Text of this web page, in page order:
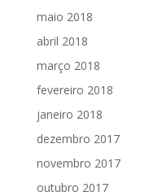
maio 2018
abril 2018
março 2018
fevereiro 2018
janeiro 2018
dezembro 2017
novembro 2017
outubro 2017